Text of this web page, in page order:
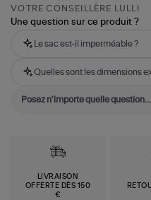
VOTRE CONSEILLÈRE LULLI
Une question sur ce produit ?
Le sac est-il imperméable ?
Quelles sont les dimensions
LIVRAISON
OFFERTE DÈS 150
€